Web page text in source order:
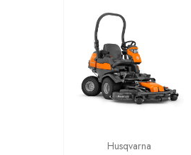
Husqvarna